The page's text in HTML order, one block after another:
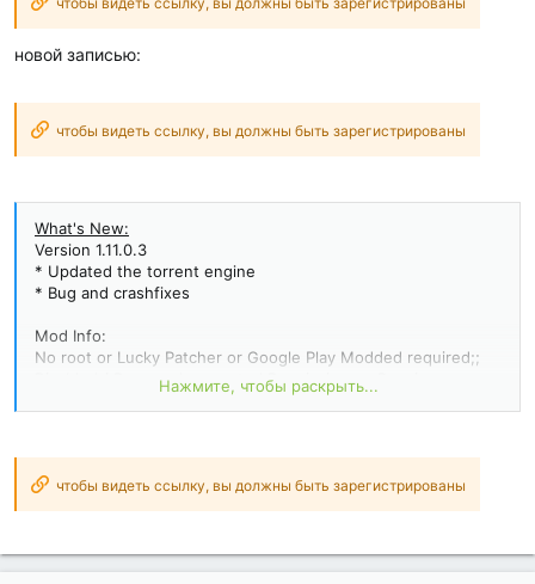
новой записью:
чтобы видеть ссылку, вы должны быть зарегистрированы
What's New:
Version 1.11.0.3
* Updated the torrent engine
* Bug and crashfixes
Mod Info:
No root or Lucky Patcher or Google Play Modded required;;
Disabled / Removed unwanted Permissions + Receivers +
Debug code removed;
Remove default .source tags name of the corresponding java
Languages: Full Multi Languages;
CPUs: armeabi-v7a...
Нажмите, чтобы раскрыть...
чтобы видеть ссылку, вы должны быть зарегистрированы